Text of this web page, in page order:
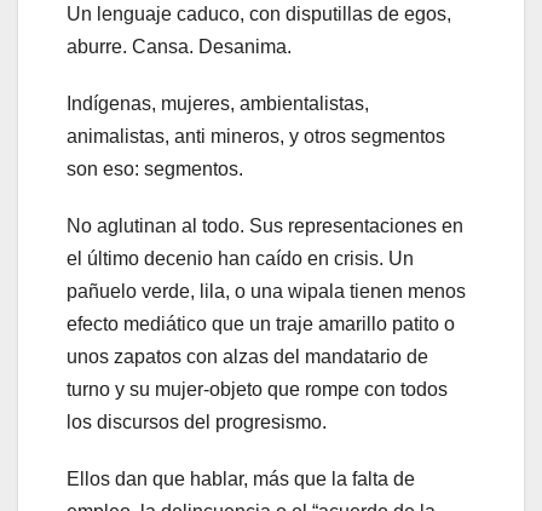
Un lenguaje caduco, con disputillas de egos,
aburre. Cansa. Desanima.
Indígenas, mujeres, ambientalistas,
animalistas, anti mineros, y otros segmentos
son eso: segmentos.
No aglutinan al todo. Sus representaciones en
el último decenio han caído en crisis. Un
pañuelo verde, lila, o una wipala tienen menos
efecto mediático que un traje amarillo patito o
unos zapatos con alzas del mandatario de
turno y su mujer-objeto que rompe con todos
los discursos del progresismo.
Ellos dan que hablar, más que la falta de